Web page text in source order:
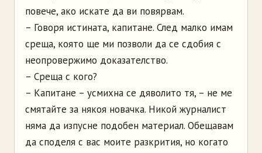
повече, ако искате да ви повярвам.
– Говоря истината, капитане. След малко имам
среща, която ще ми позволи да се сдобия с
неопровержимо доказателство.
– Среща с кого?
– Капитане – усмихна се дяволито тя, – не ме
смятайте за някоя новачка. Никой журналист
няма да изпусне подобен материал. Обещавам
да споделя с вас моите разкрития, но когато